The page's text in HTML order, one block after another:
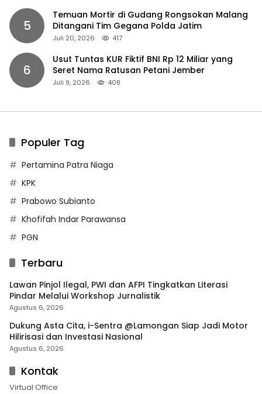
5
Temuan Mortir di Gudang Rongsokan Malang
Ditangani Tim Gegana Polda Jatim
Juli 20, 2026 417
6
Usut Tuntas KUR Fiktif BNI Rp 12 Miliar yang
Seret Nama Ratusan Petani Jember
Juli 9, 2026 408
Populer Tag
Pertamina Patra Niaga
KPK
Prabowo Subianto
Khofifah Indar Parawansa
PGN
Terbaru
Lawan Pinjol Ilegal, PWI dan AFPI Tingkatkan Literasi
Pindar Melalui Workshop Jurnalistik
Agustus 6, 2026
Dukung Asta Cita, i-Sentra @Lamongan Siap Jadi Motor
Hilirisasi dan Investasi Nasional
Agustus 6, 2026
Kontak
Virtual Office